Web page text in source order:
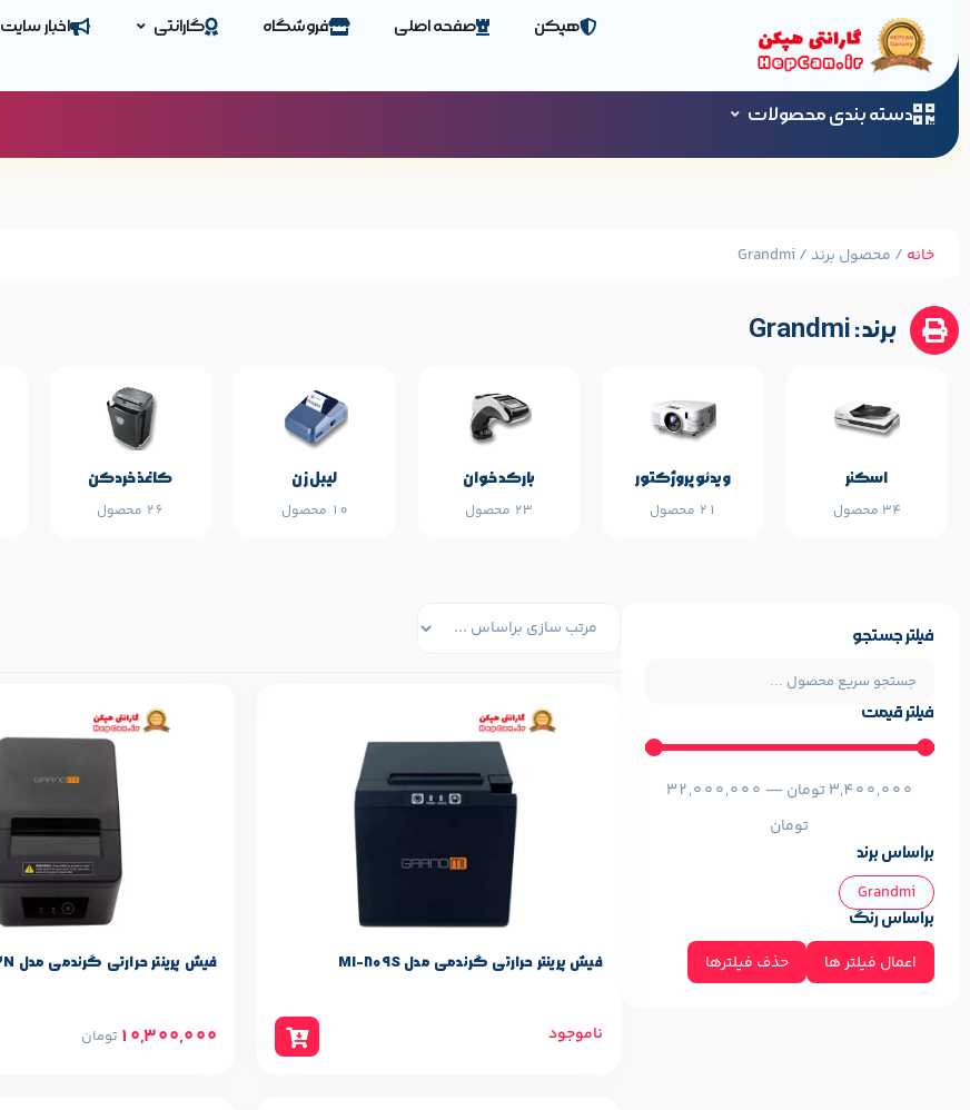
هپکن صفحه اصلی فروشگاه گارانتی اخبار سایت
دسته بندی محصولات
خانه / محصول برند / Grandmi
برند: Grandmi
اسکنر
34 محصول
ویدئو پروژکتور
21 محصول
بارکد خوان‌
23 محصول
لیبل زن
10 محصول
کاغذ خردکن
26 محصول
فیلتر جستجو
فیلتر قیمت
3,400,000تومان —
32,000,000
تومان
براساس برند
Grandmi
براساس رنگ
اعمال فیلتر ها حذف فیلترها فیش پرینتر حرارتی گرندمی مدل MI-809S
ناموجود
فیش پرینتر حرارتی گرندمی مدل MI-R523N
10,300,000 تومان
مشخصات پایه محصول مشخصات پایه محصول